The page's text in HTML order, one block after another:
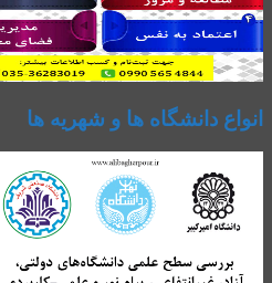
انواع دانشگاه ها و شهریه ها